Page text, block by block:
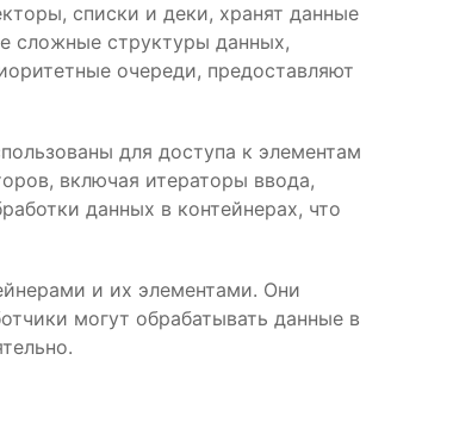
списки и деки, хранят данные
сложные структуры данных,
очереди, предоставляют
для доступа к элементам
включая итераторы ввода,
данных в контейнерах, что
и их элементами. Они
могут обрабатывать данные в